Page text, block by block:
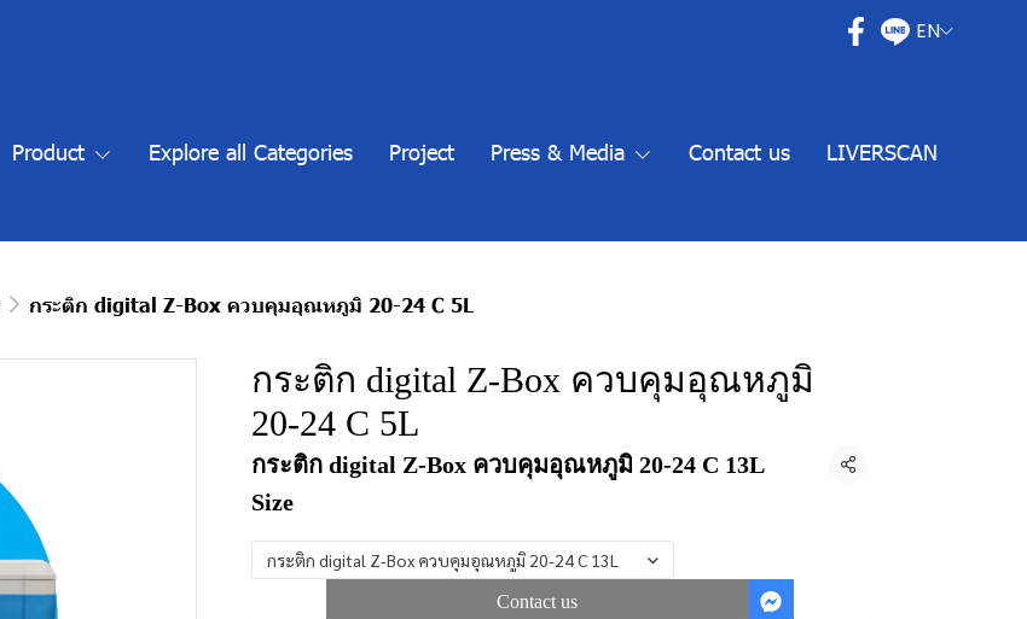
EN
Product Explore all Categories Project Press & Media Contact us LIVERSCAN
กระติก digital Z-Box ควบคุมอุณหภูมิ 20-24 C 5L
กระติก digital Z-Box ควบคุมอุณหภูมิ
20-24 C 5L
กระติก digital Z-Box ควบคุมอุณหภูมิ 20-24 C 13L Share
Size
กระติก digital Z-Box ควบคุมอุณหภูมิ 20-24 C 13L
Contact us